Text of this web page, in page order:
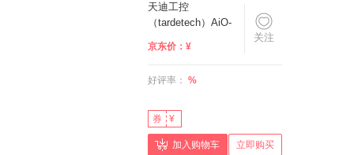
关注
天迪工控
（tardetech）AiO-
CXEM小尺寸嵌入式
工控电容触摸一体机
英寸工控机触摸电脑
电容触摸 i5-
1235U/16G/256G/2
网/2串
京东价： ¥
好评率： %
券 ¥
加入购物车 立即购买